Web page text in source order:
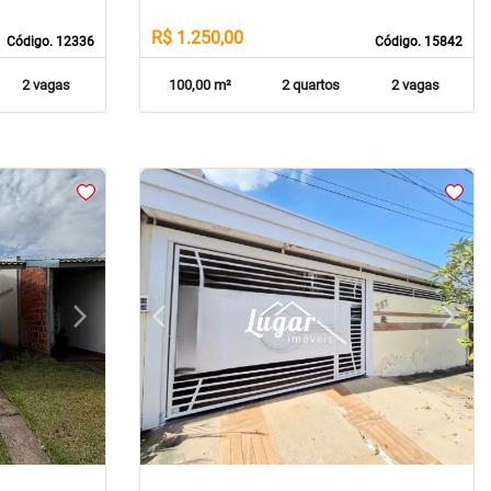
Código. 12336
2 vagas
Código. 15842
R$ 1.250,00
100,00 m² 2 quartos 2 vagas
arrow_forward_iosNext arrow_back_iosPrevious arrow_forward_iosNext